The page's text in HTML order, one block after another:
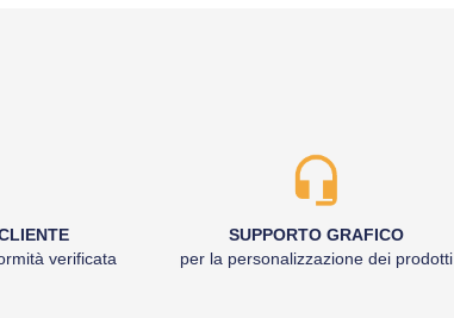
verificata
SUPPORTO GRAFICO
per la personalizzazione dei prodotti